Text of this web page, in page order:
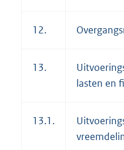
12.
13.
lasten en
13.1.